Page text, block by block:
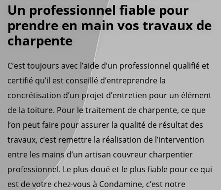
Un professionnel fiable pour
prendre en main vos travaux de
charpente
C’est toujours avec l’aide d’un professionnel qualifié et
certifié qu’il est conseillé d’entreprendre la
concrétisation d’un projet d’entretien pour un élément
de la toiture. Pour le traitement de charpente, ce que
l’on peut faire pour assurer la qualité de résultat des
travaux, c’est remettre la réalisation de l’intervention
entre les mains d’un artisan couvreur charpentier
professionnel. Le plus doué et le plus fiable pour ce qui
est de votre chez-vous à Condamine, c’est notre